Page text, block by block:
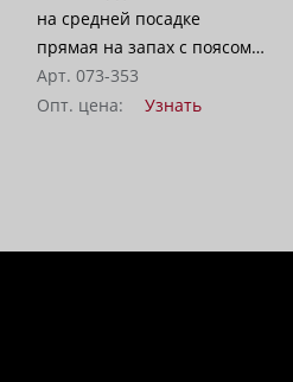
на средней посадке
прямая на запах с поясом
средней длины -
«Геометрия»
Арт. 073-353
Опт. цена:
Узнать